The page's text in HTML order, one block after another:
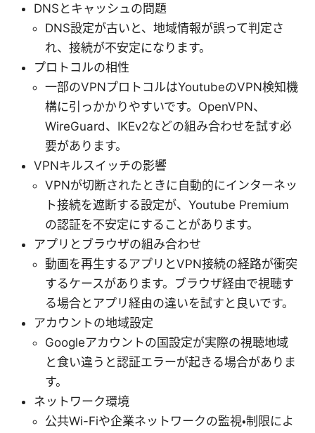
DNSとキャッシュの問題
DNS設定が古いと、地域情報が誤って判定さ
れ、接続が不安定になります。
プロトコルの相性
一部のVPNプロトコルはYoutubeのVPN検知機
構に引っかかりやすいです。OpenVPN、
WireGuard、IKEv2などの組み合わせを試す必
要があります。
VPNキルスイッチの影響
VPNが切断されたときに自動的にインターネッ
ト接続を遮断する設定が、Youtube Premium
の認証を不安定にすることがあります。
アプリとブラウザの組み合わせ
動画を再生するアプリとVPN接続の経路が衝突
するケースがあります。ブラウザ経由で視聴す
る場合とアプリ経由の違いを試すと良いです。
アカウントの地域設定
Googleアカウントの国設定が実際の視聴地域
と食い違うと認証エラーが起きる場合がありま
す。
ネットワーク環境
公共Wi-Fiや企業ネットワークの監視・制限によ